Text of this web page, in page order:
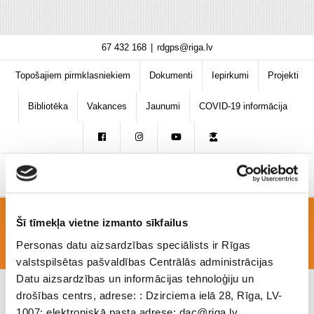
Šī tīmekļa vietne izmanto sīkfailus
Personas datu aizsardzības speciālists ir Rīgas
valstspilsētas pašvaldības Centrālās administrācijas
Datu aizsardzības un informācijas tehnoloģiju un
drošības centrs, adrese: : Dzirciema ielā 28, Rīga, LV-
content
67 432 168 rdgps@riga.lv
Topošajiem pirmklasniekiem Dokumenti Iepirkumi Projekti
Bibliotēka Vakances Jaunumi COVID-19 informācija
projekts5